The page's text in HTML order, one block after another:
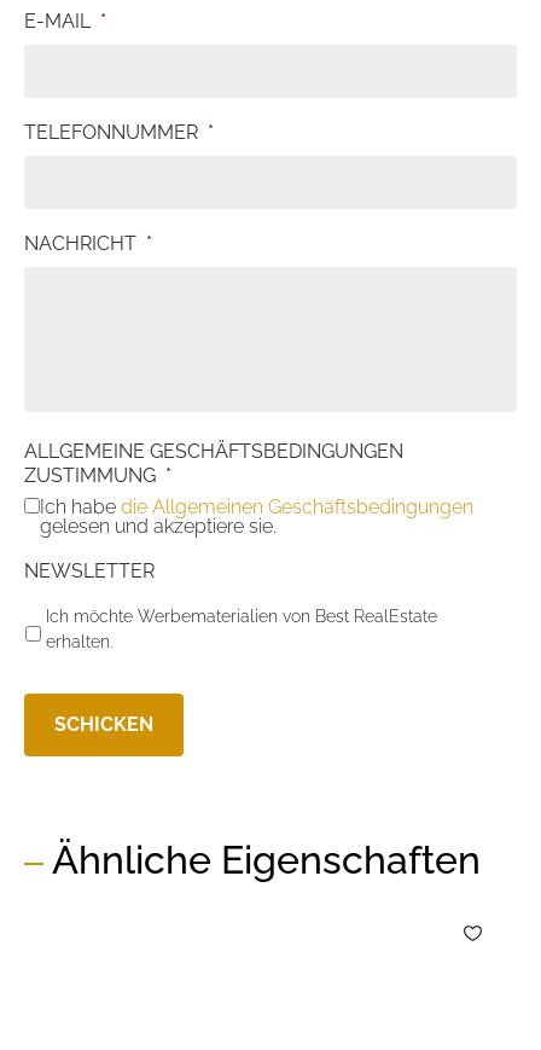
E-MAIL *
TELEFONNUMMER *
NACHRICHT *
ALLGEMEINE GESCHÄFTSBEDINGUNGEN
ZUSTIMMUNG *
Ich habe die Allgemeinen Geschäftsbedingungen
gelesen und akzeptiere sie.
NEWSLETTER
Ich möchte Werbematerialien von Best RealEstate
erhalten.
Ähnliche Eigenschaften